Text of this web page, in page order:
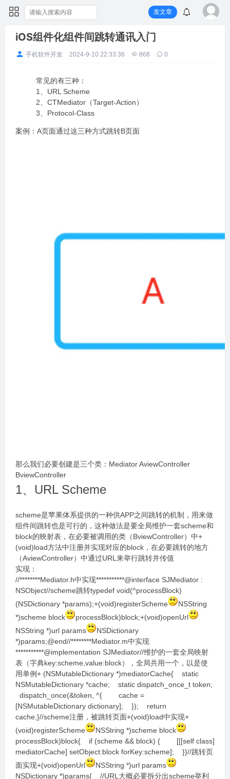
发文章
iOS组件化组件间跳转通讯入门
手机软件开发 2024-9-10 22:33:36 868 0
常见的有三种：
1、URL Scheme
2、CTMediator（Target-Action）
3、Protocol-Class
案例：A页面通过这三种方式跳转B页面
那么我们必要创建是三个类：Mediator AviewController
BviewController
1、URL Scheme
scheme是苹果体系提供的一种供APP之间跳转的机制，用来做
组件间跳转也是可行的，这种做法是要全局维护一套scheme和
block的映射表，在必要被调用的类（BviewController）中+
(void)load方法中注册并实现对应的block，在必要跳转的地方
（AviewController）中通过URL来举行跳转并传值
实现：
//********Mediator.h中实现***********@interface SJMediator :
NSObject//scheme跳转typedef void(^processBlock)
(NSDictionary *params);+(void)registerScheme
NSString
*)scheme block
processBlock)block;+(void)openUrl
NSString *)url params
NSDictionary
*)params;@end//********Mediator.m中实现
***********@implementation SJMediator//维护的一套全局映射
表（字典key:scheme,value:block），全局共用一个，以是使
用单例+ (NSMutableDictionary *)mediatorCache{ static
NSMutableDictionary *cache; static dispatch_once_t token;
dispatch_once(&token, ^{ cache =
[NSMutableDictionary dictionary]; }); return
cache;}//scheme注册，被跳转页面+(void)load中实现+
(void)registerScheme
NSString *)scheme block
processBlock)block{ if (scheme && block) { [[[self class]
mediatorCache] setObject:block forKey:scheme]; }}//跳转页
面实现+(void)openUrl
NSString *)url params
NSDictionary *)params{ //URL大概必要拆分出scheme举利